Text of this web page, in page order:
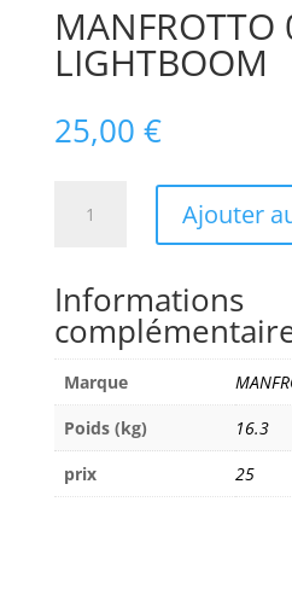
MANFROTTO
LIGHTBOOM
25,00 €
MANFROTTO
LIGHTBOOM
Ajouter
Informations
Marque
Poids (kg)
16.3
prix
25